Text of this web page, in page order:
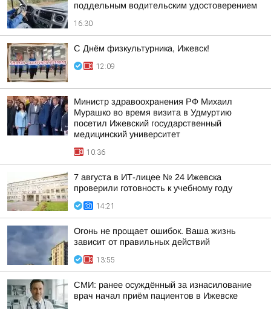
поддельным водительским удостоверением
16:30
С Днём физкультурника, Ижевск!
12:09
Министр здравоохранения РФ Михаил
Мурашко во время визита в Удмуртию
посетил Ижевский государственный
медицинский университет
10:36
7 августа в ИТ-лицее № 24 Ижевска
проверили готовность к учебному году
14:21
Огонь не прощает ошибок. Ваша жизнь
зависит от правильных действий
13:55
СМИ: ранее осуждённый за изнасилование
врач начал приём пациентов в Ижевске